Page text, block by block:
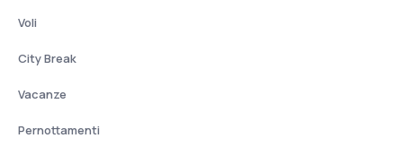
Voli
City Break
Vacanze
Pernottamenti